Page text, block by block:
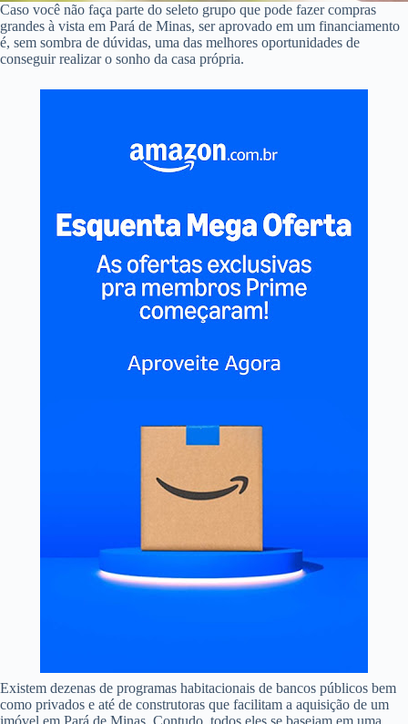
Caso você não faça parte do seleto grupo que pode fazer compras
grandes à vista em Pará de Minas, ser aprovado em um financiamento
é, sem sombra de dúvidas, uma das melhores oportunidades de
conseguir realizar o sonho da casa própria.
Existem dezenas de programas habitacionais de bancos públicos bem
como privados e até de construtoras que facilitam a aquisição de um
imóvel em Pará de Minas. Contudo, todos eles se baseiam em uma